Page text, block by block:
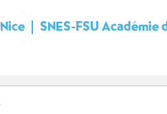
SNES-FSU Académie